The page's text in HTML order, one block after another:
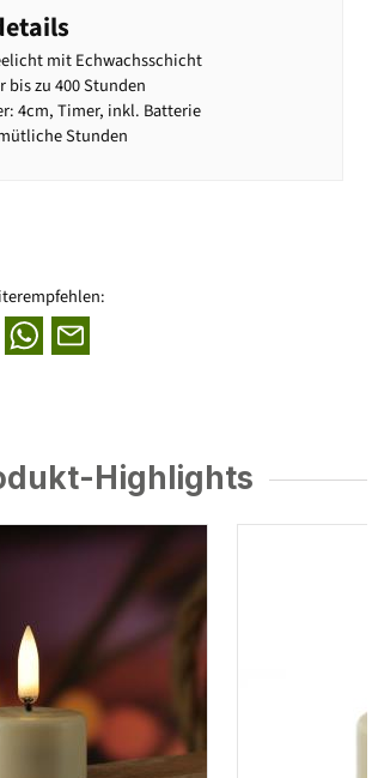
mit Echwachsschicht
zu 400 Stunden
4cm, Timer, inkl. Batterie
Stunden
Highlights